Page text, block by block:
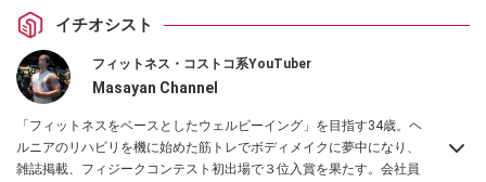
イチオシスト
フィットネス・コストコ系YouTuber
Masayan Channel
「フィットネスをベースとしたウェルビーイング」を目指す34歳。ヘ
ルニアのリハビリを機に始めた筋トレでボディメイクに夢中になり、
雑誌掲載、フィジークコンテスト初出場で３位入賞を果たす。会社員